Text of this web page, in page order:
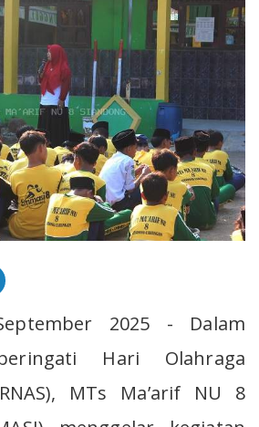
2025 - Dalam
Hari Olahraga
MTs Ma’arif NU 8